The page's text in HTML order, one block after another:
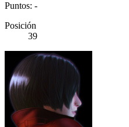
Puntos: -
Posición
39